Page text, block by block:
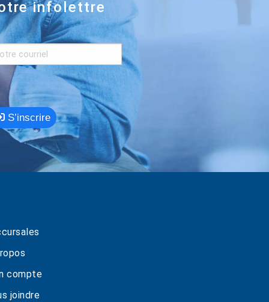
infolettre
S’inscrire
compte
joindre